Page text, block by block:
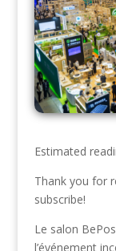
Estimated
Thank you for
subscribe!
Le salon
l’événement